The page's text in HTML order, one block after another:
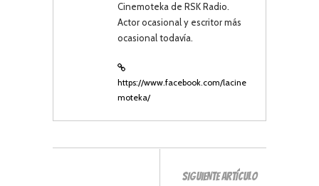
Cinemoteka de RSK Radio.
Actor ocasional y escritor más
ocasional todavía.
https://www.facebook.com/lacine
moteka/
SIGUIENTE ARTÍCULO